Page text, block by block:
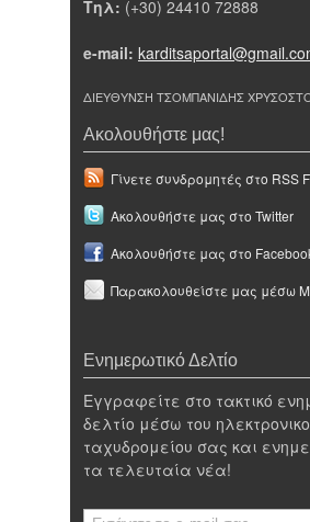
Τηλ: (+30) 24410 72888
e-mail:
ΔΙΕΥΘΥΝΣΗ ΤΣΟΜΠΑΝΙΔΗΣ
Ακολουθήστε μας!
Γίνετε συνδρομητές στο RSS
Ακολουθήστε μας στο Twitter
Ακολουθήστε μας στο
Παρακολουθείστε μας μέσω
Ενημερωτικό Δελτίο
Εγγραφείτε στο τακτικό
δελτίο μέσω του
ταχυδρομείου σας και
τα τελευταία νέα!